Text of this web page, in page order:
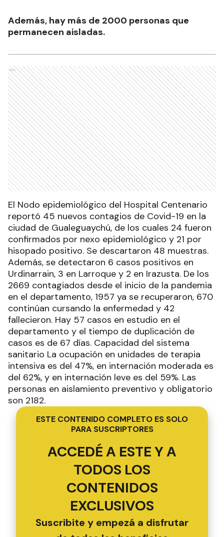
Además, hay más de 2000 personas que
permanecen aisladas.
Ads
El Nodo epidemiológico del Hospital Centenario
reportó 45 nuevos contagios de Covid-19 en la
ciudad de Gualeguaychú, de los cuales 24 fueron
confirmados por nexo epidemiológico y 21 por
hisopado positivo. Se descartaron 48 muestras.
Además, se detectaron 6 casos positivos en
Urdinarrain, 3 en Larroque y 2 en Irazusta. De los
2669 contagiados desde el inicio de la pandemia
en el departamento, 1957 ya se recuperaron, 670
continúan cursando la enfermedad y 42
fallecieron. Hay 57 casos en estudio en el
departamento y el tiempo de duplicación de
casos es de 67 días. Capacidad del sistema
sanitario La ocupación en unidades de terapia
intensiva es del 47%, en internación moderada es
del 62%, y en internación leve es del 59%. Las
personas en aislamiento preventivo y obligatorio
son 2182.
ESTE CONTENIDO COMPLETO ES SOLO
PARA SUSCRIPTORES
ACCEDÉ A ESTE Y A
TODOS LOS
CONTENIDOS
EXCLUSIVOS
Suscribite y empezá a disfrutar